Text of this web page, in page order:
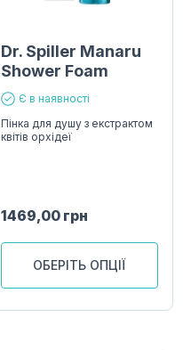
Dr. Spiller Manaru
Shower Foam
Є в наявності
Пінка для душу з екстрактом
квітів орхідеї
1469,00 грн
ОБЕРІТЬ ОПЦІЇ